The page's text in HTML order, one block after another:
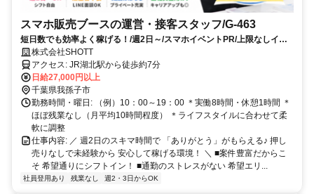
スマホ販売ブースの運営・接客スタッフ/G-463
短日数でも効率よく稼げる！/週2日～/スマホイベントPR/上限なしイン
セン株式会社SHOTT
アクセス: JR湖北駅から徒歩約7分
日給27,000円以上
千葉県我孫子市
勤務時間・曜日: （例）10：00～19：00 ＊実働8時間・休憩1時間 ＊
ほぼ残業なし（月平均10時間程度） ＊ライフスタイルに合わせて柔
軟に調整
仕事内容: ／ 週2日のスキマ時間で 「ありがとう」がもらえる♪ 押し
売りなしで未経験から 安心して稼げる環境！ ＼ ■案件豊富だからこ
そ 希望通りにシフトイン！ ■通勤のストレスがない 希望エリ...
社員登用あり 残業なし 週2・3日からOK